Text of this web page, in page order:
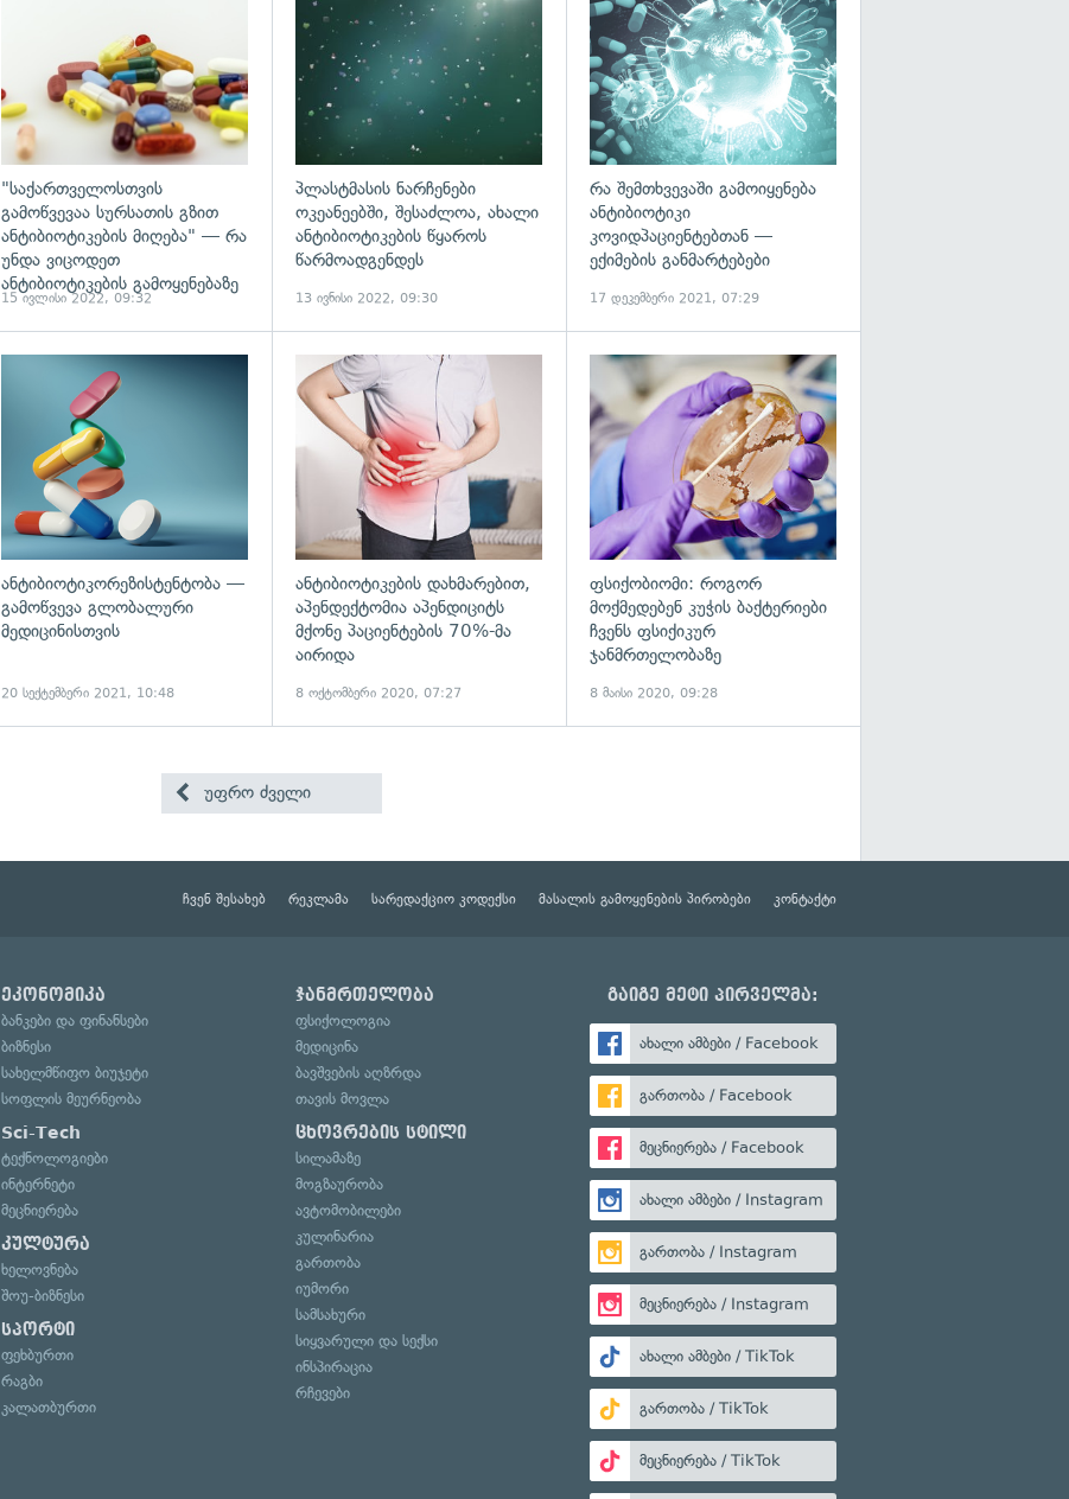
"საქართველოსთვის
გამოწვევაა სურსათის გზით
ანტიბიოტიკების მიღება" — რა
უნდა ვიცოდეთ
ანტიბიოტიკების გამოყენებაზე
15 ივლისი 2022, 09:32
პლასტმასის ნარჩენები
ოკეანეებში, შესაძლოა, ახალი
ანტიბიოტიკების წყაროს
წარმოადგენდეს
13 ივნისი 2022, 09:30
რა შემთხვევაში გამოიყენება
ანტიბიოტიკი
კოვიდპაციენტებთან —
ექიმების განმარტებები
17 დეკემბერი 2021, 07:29
ანტიბიოტიკორეზისტენტობა —
გამოწვევა გლობალური
მედიცინისთვის
20 სექტემბერი 2021, 10:48
ანტიბიოტიკების დახმარებით,
აპენდექტომია აპენდიციტს
მქონე პაციენტების 70%-მა
აირიდა
8 ოქტომბერი 2020, 07:27
ფსიქობიომი: როგორ
მოქმედებენ კუჭის ბაქტერიები
ჩვენს ფსიქიკურ
ჯანმრთელობაზე
8 მაისი 2020, 09:28
უფრო ძველი
ჩვენ შესახებ რეკლამა სარედაქციო კოდექსი მასალის გამოყენების პირობები კონტაქტი
ეკონომიკა
ბანკები და ფინანსები
ბიზნესი
სახელმწიფო ბიუჯეტი
სოფლის მეურნეობა
Sci-Tech
ტექნოლოგიები
ინტერნეტი
მეცნიერება
კულტურა
ხელოვნება
შოუ-ბიზნესი
სპორტი
ფეხბურთი
რაგბი
კალათბურთი
ჯანმრთელობა
ფსიქოლოგია
მედიცინა
ბავშვების აღზრდა
თავის მოვლა
ცხოვრების სტილი
სილამაზე
მოგზაურობა
ავტომობილები
კულინარია
გართობა
იუმორი
სამსახური
სიყვარული და სექსი
ინსპირაცია
რჩევები
გაიგე მეტი პირველმა:
ახალი ამბები / Facebook
გართობა / Facebook
მეცნიერება / Facebook
ახალი ამბები / Instagram
გართობა / Instagram
მეცნიერება / Instagram
ახალი ამბები / TikTok
გართობა / TikTok
მეცნიერება / TikTok